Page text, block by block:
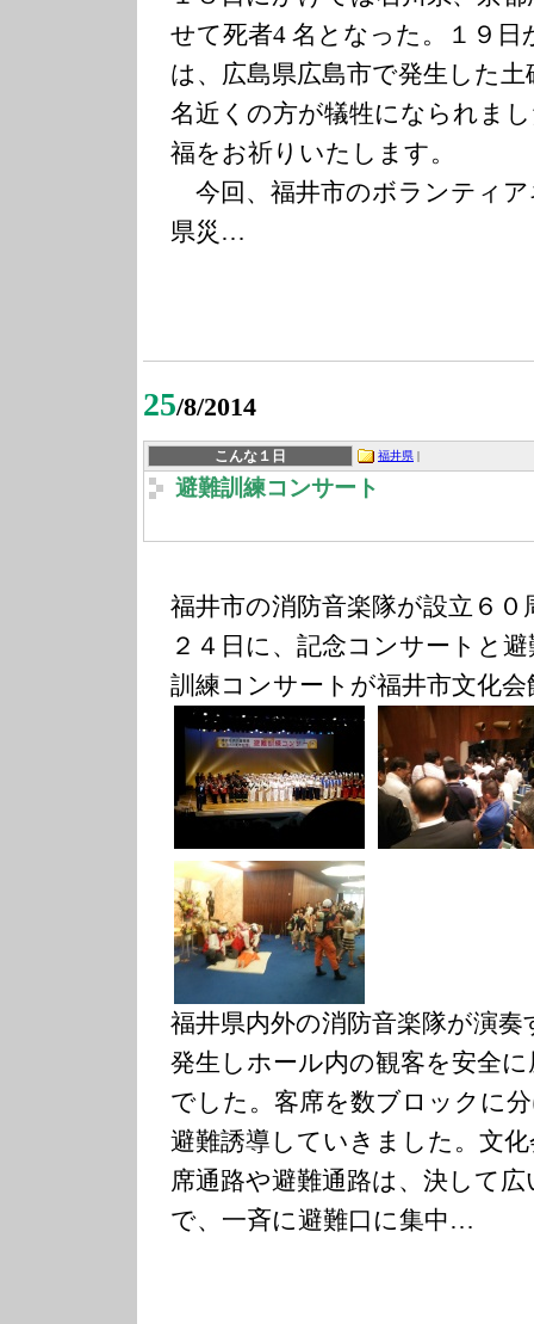
せて死者4 名となった。１９
は、広島県広島市で発生した
名近くの方が犠牲になられま
福をお祈りいたします。
今回、福井市のボランティ
県災…
25/8/2014
こんな１日 福井県 |
避難訓練コンサート
福井市の消防音楽隊が設立６
２４日に、記念コンサートと
訓練コンサートが福井市文化
福井県内外の消防音楽隊が演
発生しホール内の観客を安全
でした。客席を数ブロックに
避難誘導していきました。文
席通路や避難通路は、決して
で、一斉に避難口に集中…